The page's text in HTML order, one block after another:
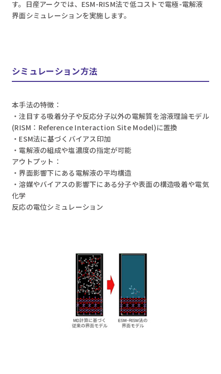
す。日産アークでは、ESM-RISM法で低コストで電極-電解液
界面シミュレーションを実施します。
シミュレーション方法
本手法の特徴：
・注目する吸着分子や反応分子以外の電解質を溶液理論モデル
(RISM：Reference Interaction Site Model)に置換
・ESM法に基づくバイアス印加
・電解液の組成や塩濃度の指定が可能
アウトプット：
・界面影響下にある電解液の平均構造
・溶媒やバイアスの影響下にある分子や表面の構造吸着や電気
化学
反応の電位シミュレーション